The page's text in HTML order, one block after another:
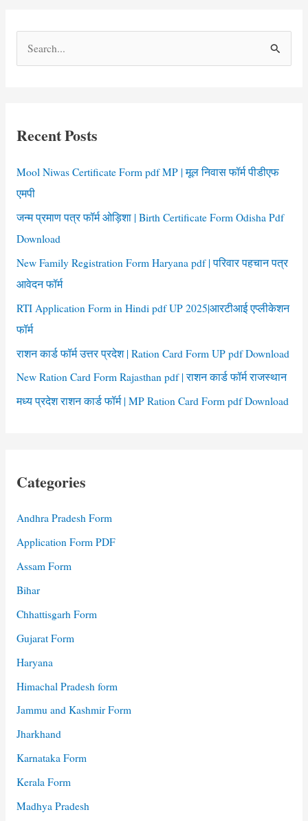
फॉर्म
पीडीएफ
|
f
o
:
Recent Posts
Mool Niwas Certificate Form pdf MP | मूल निवास फॉर्म पीडीएफ
एमपी
जन्म प्रमाण पत्र फॉर्म ओड़िशा | Birth Certificate Form Odisha Pdf
Download
New Family Registration Form Haryana pdf | परिवार पहचान पत्र
आवेदन फॉर्म
RTI Application Form in Hindi pdf UP 2025|आरटीआई एप्लीकेशन
फॉर्म
राशन कार्ड फॉर्म उत्तर प्रदेश | Ration Card Form UP pdf Download
New Ration Card Form Rajasthan pdf | राशन कार्ड फॉर्म राजस्थान
मध्य प्रदेश राशन कार्ड फॉर्म | MP Ration Card Form pdf Download
Categories
Andhra Pradesh Form
Application Form PDF
Assam Form
Bihar
Chhattisgarh Form
Gujarat Form
Haryana
Himachal Pradesh form
Jammu and Kashmir Form
Jharkhand
Karnataka Form
Kerala Form
Madhya Pradesh